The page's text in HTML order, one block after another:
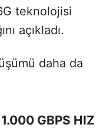
teknolojisi
açıkladı.
daha da
GBPS HIZ